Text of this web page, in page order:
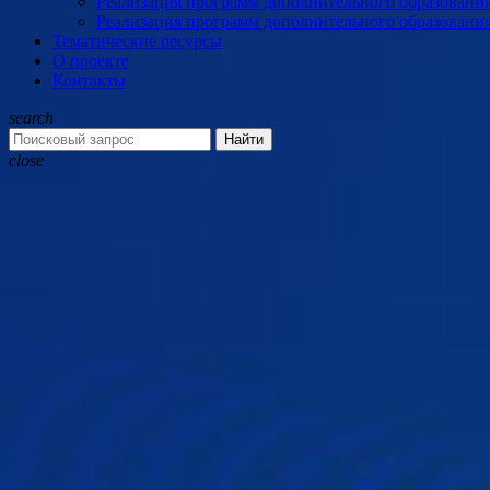
Реализация программ дополнительного
Тематические ресурсы
О проекте
Контакты
search
Найти
close